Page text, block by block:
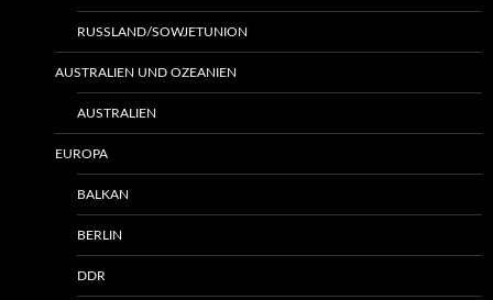
RUSSLAND/SOWJETUNION
AUSTRALIEN UND OZEANIEN
AUSTRALIEN
EUROPA
BALKAN
BERLIN
DDR